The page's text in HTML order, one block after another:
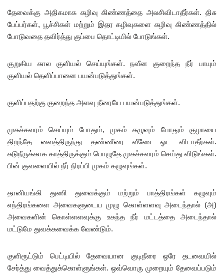
தேவைக்கு அதிகமாக கழிவு கிண்ணத்தை அலசிவிடாதீர்கள். திசு
பேப்பர்கள், பூச்சிகள் மற்றும் இதர கழிவுகளை கழிவு கிண்ணத்தில்
போடுவதை தவிர்த்து குப்பை தொட்டியில் போடுங்கள்.
குறுகிய கால குளியல் செய்யுங்கள். நவீன குறைந்த நீர் பாயும்
குளியல் தெளிப்பானை பயன்படுத்துங்கள்.
குளிப்பதற்கு குறைந்த அளவு நீரையே பயன்படுத்துங்கள்.
முகச்சவரம் செய்யும் போதும், முகம் கழுவும் போதும் குழாயை
திறந்தே வைத்திருந்து தண்ணீரை வீணே ஓட விடாதீர்கள்.
சுடுநீருக்காக காத்திருக்கும் பொழுதே முகச்சவரம் செய்து விடுங்கள்.
பின் குவளையில் நீர் நிரப்பி முகம் கழுவுங்கள்.
தானியங்கி துணி துவைக்கும் மற்றும் பாத்திரங்கள் கழுவும்
எந்திரங்களை அவைகளுடைய முழு கொள்ளளவு அடைந்தால் (அ)
அவைகளின் கொள்ளளவுக்கு உகந்த நீர் மட்டத்தை அடைந்தால்
மட்டுமே துவக்கவைக்க வேண்டும்.
குளிரூட்டும் பெட்டியில் தேவையான குடிநீரை ஒரே தடவையில்
சேர்த்து வைத்துக்கொள்ளுங்கள். ஒவ்வொரு முறையும் தேவைப்படும்